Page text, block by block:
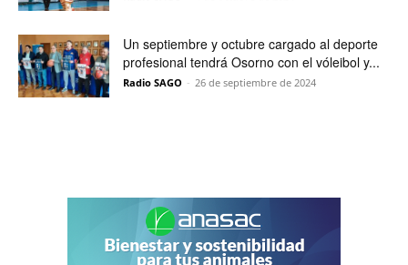
Un septiembre y octubre cargado al deporte
profesional tendrá Osorno con el vóleibol y...
Radio SAGO - 26 de septiembre de 2024